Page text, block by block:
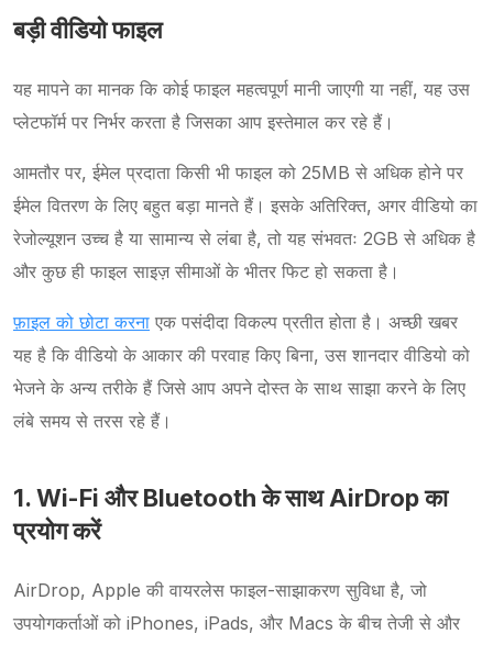
बड़ी वीडियो फाइल
यह मापने का मानक कि कोई फाइल महत्वपूर्ण मानी जाएगी या नहीं, यह उस
प्लेटफॉर्म पर निर्भर करता है जिसका आप इस्तेमाल कर रहे हैं।
आमतौर पर, ईमेल प्रदाता किसी भी फाइल को 25MB से अधिक होने पर
ईमेल वितरण के लिए बहुत बड़ा मानते हैं। इसके अतिरिक्त, अगर वीडियो का
रेजोल्यूशन उच्च है या सामान्य से लंबा है, तो यह संभवतः 2GB से अधिक है
और कुछ ही फाइल साइज़ सीमाओं के भीतर फिट हो सकता है।
फ़ाइल को छोटा करना एक पसंदीदा विकल्प प्रतीत होता है। अच्छी खबर
यह है कि वीडियो के आकार की परवाह किए बिना, उस शानदार वीडियो को
भेजने के अन्य तरीके हैं जिसे आप अपने दोस्त के साथ साझा करने के लिए
लंबे समय से तरस रहे हैं।
1. Wi-Fi और Bluetooth के साथ AirDrop का
प्रयोग करें
AirDrop, Apple की वायरलेस फाइल-साझाकरण सुविधा है, जो
उपयोगकर्ताओं को iPhones, iPads, और Macs के बीच तेजी से और